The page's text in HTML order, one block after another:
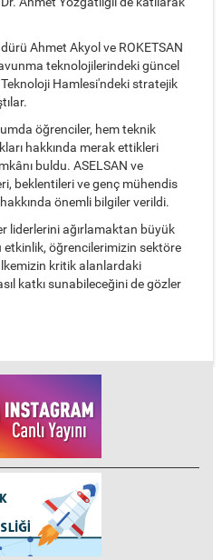
Ahmet Akyol ve ROKETSAN
teknolojilerindeki güncel
Hamlesi'ndeki stratejik
öğrenciler, hem teknik
hakkında merak ettikleri
buldu. ASELSAN ve
beklentileri ve genç mühendis
önemli bilgiler verildi.
liderlerini ağırlamaktan büyük
öğrencilerimizin sektöre
kritik alanlardaki
katkı sunabileceğini de gözler